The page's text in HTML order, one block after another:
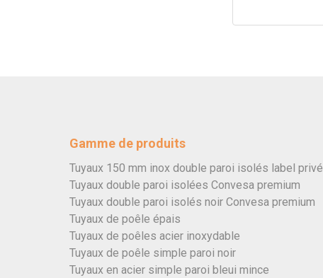
Gamme de produits
Tuyaux 150 mm inox double paroi isolés label privé
Tuyaux double paroi isolées Convesa premium
Tuyaux double paroi isolés noir Convesa premium
Tuyaux de poêle épais
Tuyaux de poêles acier inoxydable
Tuyaux de poêle simple paroi noir
Tuyaux en acier simple paroi bleui mince